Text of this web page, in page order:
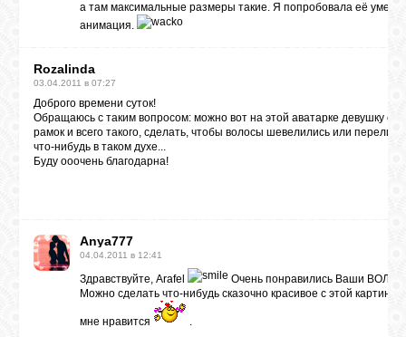
а там максимальные размеры такие. Я попробовала её
анимация.
Rozalinda
03.04.2011 в 07:27
Доброго времени суток!
Обращаюсь с таким вопросом: можно вот на этой аватарке девушку
рамок и всего такого, сделать, чтобы волосы шевелились или
что-нибудь в таком духе...
Буду ооочень благодарна!
Anya777
04.04.2011 в 12:41
Здравствуйте, Arafel
Очень понравились Ваши
Можно сделать что-нибудь сказочно красивое с этой
мне нравится .